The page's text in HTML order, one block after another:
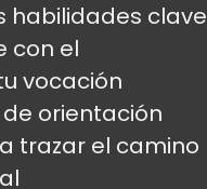
habilidades clave
con el
vocación
orientación
trazar el camino